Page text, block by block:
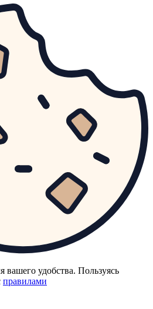
удобства. Пользуясь
правилами